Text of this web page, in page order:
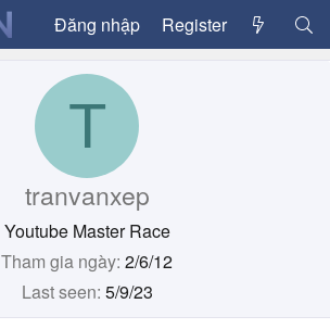
Đăng nhập Register
T
tranvanxep
Youtube Master Race
Tham gia ngày 2/6/12
Last seen 5/9/23